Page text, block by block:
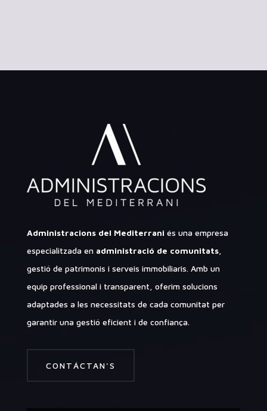
Administracions del Mediterrani és una empresa
especialitzada en administració de comunitats,
gestió de patrimonis i serveis immobiliaris. Amb un
equip professional i transparent, oferim solucions
adaptades a les necessitats de cada comunitat per
garantir una gestió eficient i de confiança.
CONTÁCTAN'S